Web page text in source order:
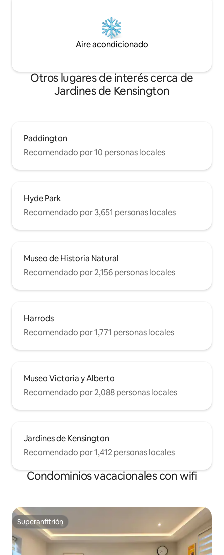
Aire acondicionado
Otros lugares de interés cerca de
Jardines de Kensington
Paddington
Recomendado por 10 personas locales
Hyde Park
Recomendado por 3,651 personas locales
Museo de Historia Natural
Recomendado por 2,156 personas locales
Harrods
Recomendado por 1,771 personas locales
Museo Victoria y Alberto
Recomendado por 2,088 personas locales
Jardines de Kensington
Recomendado por 1,412 personas locales
Condominios vacacionales con wifi
Superanfitrión
Superanfitrión